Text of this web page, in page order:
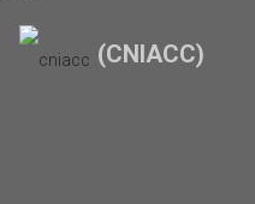
(CNIACC)